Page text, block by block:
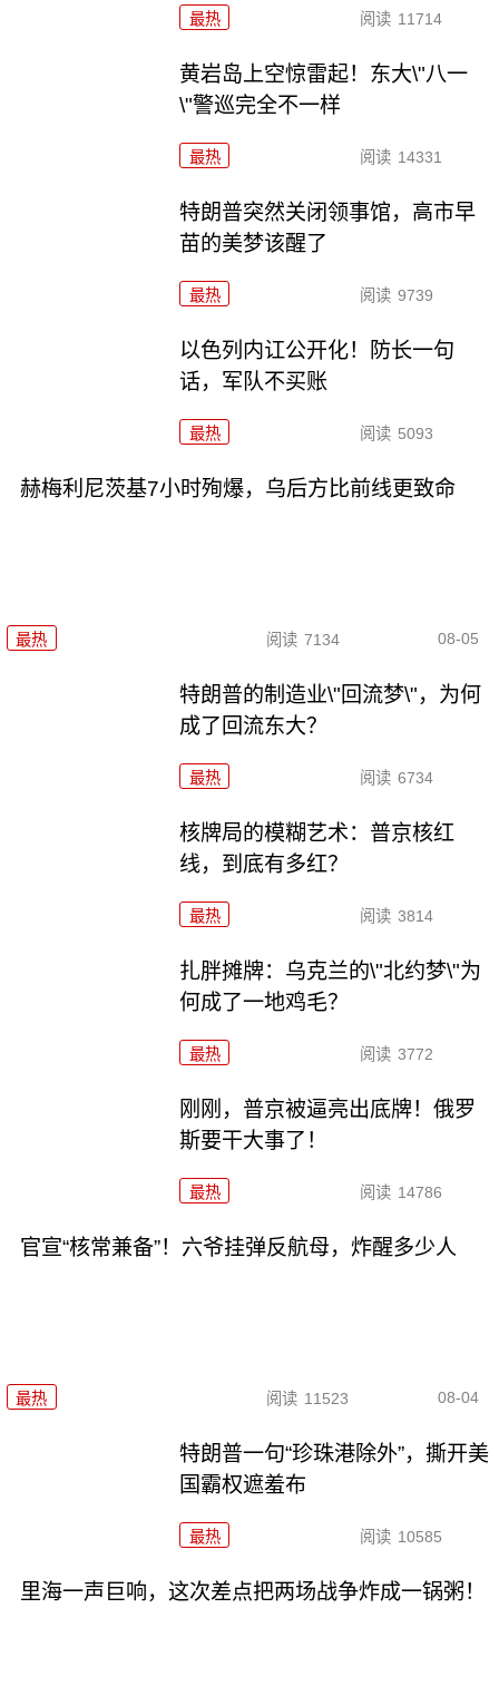
最热 阅读 11714
黄岩岛上空惊雷起！东大\"八一
\"警巡完全不一样
最热 阅读 14331
特朗普突然关闭领事馆，高市早
苗的美梦该醒了
最热 阅读 9739
以色列内讧公开化！防长一句
话，军队不买账
最热 阅读 5093
赫梅利尼茨基7小时殉爆，乌后方比前线更致命
最热 阅读 7134 08-05
特朗普的制造业\"回流梦\"，为何
成了回流东大？
最热 阅读 6734
核牌局的模糊艺术：普京核红
线，到底有多红？
最热 阅读 3814
扎胖摊牌：乌克兰的\"北约梦\"为
何成了一地鸡毛？
最热 阅读 3772
刚刚，普京被逼亮出底牌！俄罗
斯要干大事了！
最热 阅读 14786
官宣“核常兼备”！六爷挂弹反航母，炸醒多少人
最热 阅读 11523 08-04
特朗普一句“珍珠港除外”，撕开美
国霸权遮羞布
最热 阅读 10585
里海一声巨响，这次差点把两场战争炸成一锅粥！